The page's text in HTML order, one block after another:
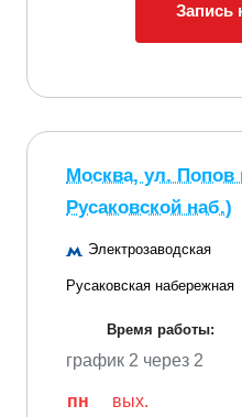
Запись
Москва, ул. Попов
Русаковской наб.)
Электрозаводская
Русаковская набережная
Время работы:
график 2 через 2
пн
вых.